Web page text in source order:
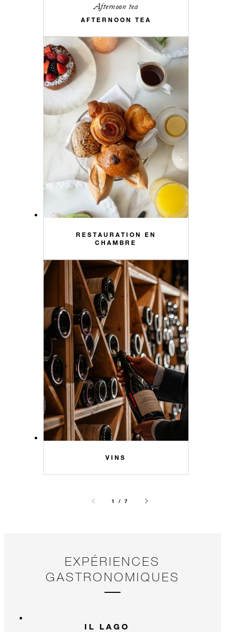
Afternoon tea
AFTERNOON TEA
RESTAURATION EN
CHAMBRE
VINS
1 / 7
EXPÉRIENCES
GASTRONOMIQUES
IL LAGO